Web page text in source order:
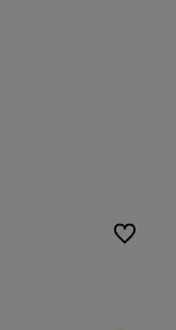
Do